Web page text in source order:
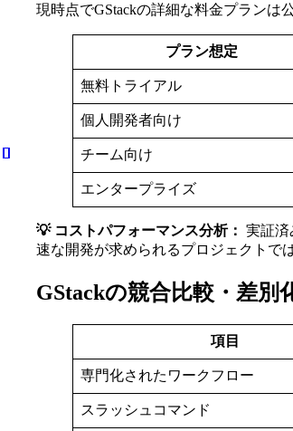
現時点でGStackの詳細な料金プランは
プラン想定
無料トライアル
個人開発者向け
チーム向け
エンタープライズ
💡 コストパフォーマンス分析： 実証済
速な開発が求められるプロジェクトで
GStackの競合比較・差別
項目
専門化されたワークフロー
スラッシュコマンド